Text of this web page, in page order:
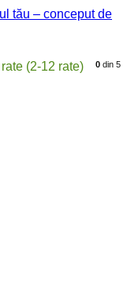
tău – conceput de
0 din 5